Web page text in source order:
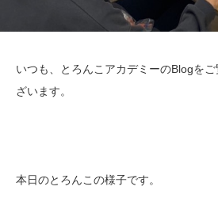
いつも、とろんこアカデミーのBlogを
ざいます。
本日のとろんこの様子です。